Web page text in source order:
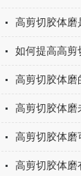
高剪切胶体磨
高剪切胶体磨
高剪切胶体磨